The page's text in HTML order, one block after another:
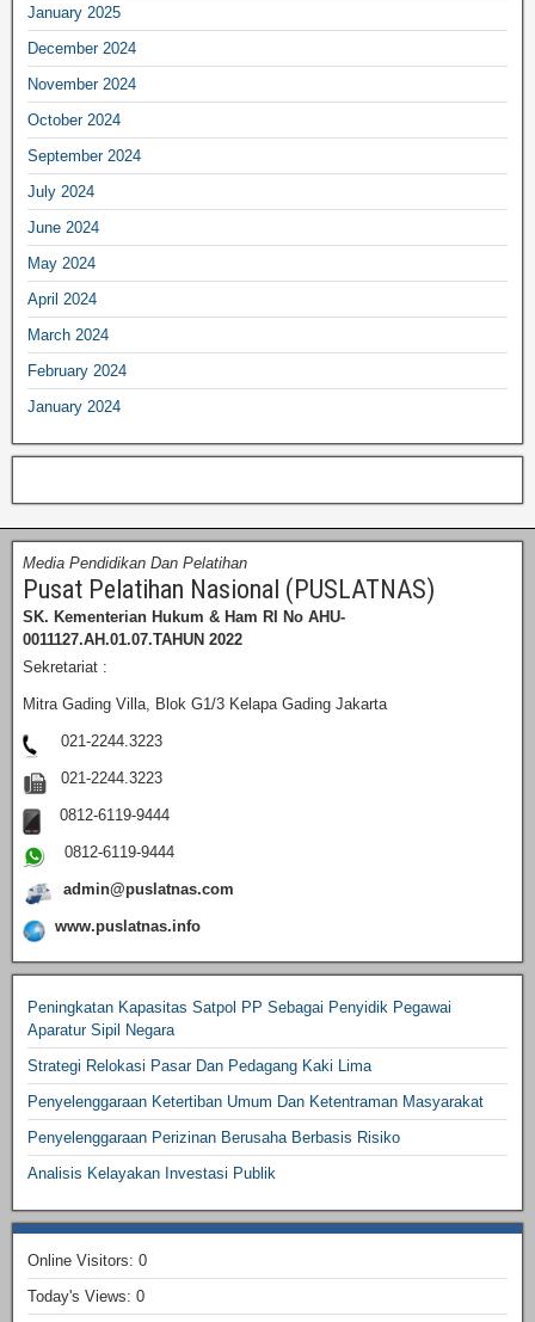
January 2025
December 2024
November 2024
October 2024
September 2024
July 2024
June 2024
May 2024
April 2024
March 2024
February 2024
January 2024
Media Pendidikan Dan Pelatihan
Pusat Pelatihan Nasional (PUSLATNAS)
SK. Kementerian Hukum & Ham RI
No AHU-
0011127.AH.01.07.TAHUN 2022
Sekretariat :
Mitra Gading Villa, Blok G1/3 Kelapa Gading Jakarta
021-2244.3223
021-2244.3223
0812-6119-9444
0812-6119-9444
admin@puslatnas.com
www.puslatnas.info
Peningkatan Kapasitas Satpol PP Sebagai Penyidik Pegawai
Aparatur Sipil Negara
Strategi Relokasi Pasar Dan Pedagang Kaki Lima
Penyelenggaraan Ketertiban Umum Dan Ketentraman Masyarakat
Penyelenggaraan Perizinan Berusaha Berbasis Risiko
Analisis Kelayakan Investasi Publik
Online Visitors: 0
Today's Views: 0